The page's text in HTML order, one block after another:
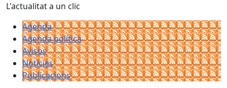
L'actualitat a un clic
Agenda
Agenda política
Avisos
Notícies
Publicacions